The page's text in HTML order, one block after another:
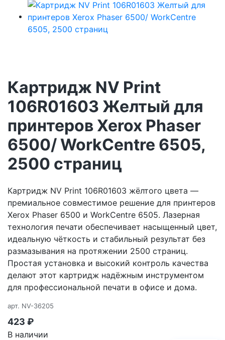
Картридж NV Print
106R01603 Желтый для
принтеров Xerox Phaser
6500/ WorkCentre 6505,
2500 страниц
Картридж NV Print 106R01603 жёлтого цвета —
премиальное совместимое решение для принтеров
Xerox Phaser 6500 и WorkCentre 6505. Лазерная
технология печати обеспечивает насыщенный цвет,
идеальную чёткость и стабильный результат без
размазывания на протяжении 2500 страниц.
Простая установка и высокий контроль качества
делают этот картридж надёжным инструментом
для профессиональной печати в офисе и дома.
арт. NV-36205
423 ₽
В наличии